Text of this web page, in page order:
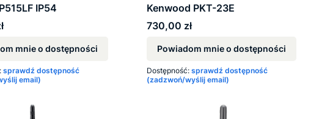
IP54
mnie o dostępności
sprawdź dostępność
email)
Kenwood PKT-23E
Cena
730,00 zł
Powiadom mnie o dostępności
Dostępność: sprawdź dostępność
(zadzwoń/wyślij email)